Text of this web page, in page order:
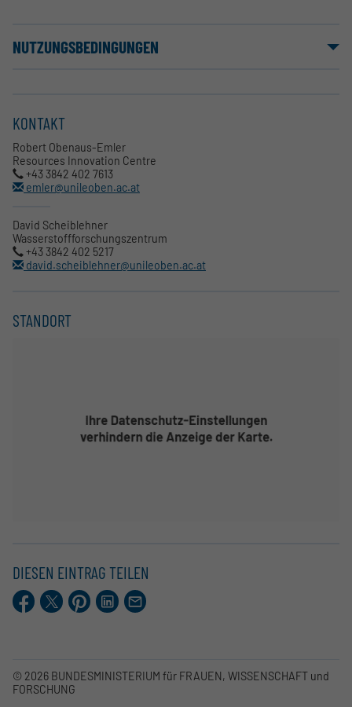
NUTZUNGSBEDINGUNGEN
KONTAKT
Robert Obenaus-Emler
Resources Innovation Centre
+43 3842 402 7613
emler@unileoben.ac.at
David Scheiblehner
Wasserstoffforschungszentrum
+43 3842 402 5217
david.scheiblehner@unileoben.ac.at
STANDORT
DIESEN EINTRAG TEILEN
Facebook
X.comPinterestLinkedIn
E-
Mail
© 2026 BUNDESMINISTERIUM für FRAUEN, WISSENSCHAFT und
FORSCHUNG